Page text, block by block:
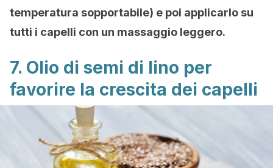
temperatura sopportabile) e poi applicarlo su
tutti i capelli con un massaggio leggero.
7. Olio di semi di lino per
favorire la crescita dei capelli